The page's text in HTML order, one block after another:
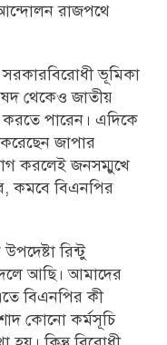
রাজপথে
ভূমিকা
থেকেও জাতীয়
করতে পারেন। এদিকে
জাপার
করলেই জনসম্মুখে
কমবে বিএনপির
রিন্টু
আছি। আমাদের
বিএনপির কী
কোনো কর্মসূচি